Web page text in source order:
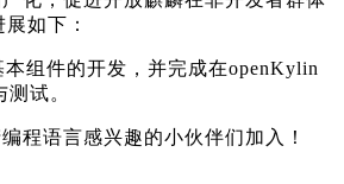
如下：
本组件的开发，并完成在openKylin
试。
程语言感兴趣的小伙伴们加入！